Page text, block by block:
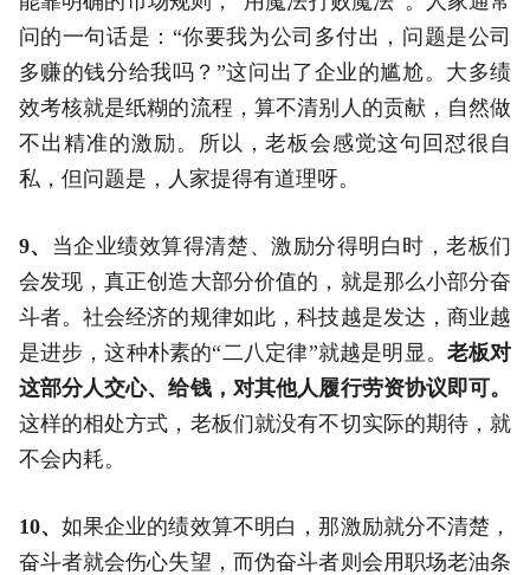
问的一句话是：“你要我为公司多付出，问题是公司
多赚的钱分给我吗？”这问出了企业的尴尬。大多绩
效考核就是纸糊的流程，算不清别人的贡献，自然做
不出精准的激励。所以，老板会感觉这句回怼很自
私，但问题是，人家提得有道理呀。
9、 当企业绩效算得清楚、激励分得明白时，老板们
会发现，真正创造大部分价值的，就是那么小部分奋
斗者。社会经济的规律如此，科技越是发达，商业越
是进步，这种朴素的“二八定律”就越是明显。 老板对
这部分人交心、给钱，对其他人履行劳资协议即可。
这样的相处方式，老板们就没有不切实际的期待，就
不会内耗。
10、 如果企业的绩效算不明白，那激励就分不清楚，
奋斗者就会伤心失望，而伪奋斗者则会用职场老油条